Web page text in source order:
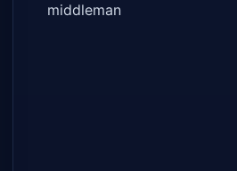
middleman